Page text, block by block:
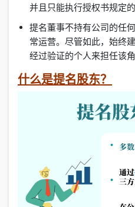
并且只能执行授权书规定
提名董事不持有公司的任
常运营。尽管如此，始终
经过验证的个人来担任该
什么是提名股东？